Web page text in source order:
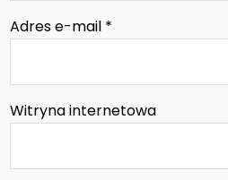
Adres e-mail *
Witryna internetowa